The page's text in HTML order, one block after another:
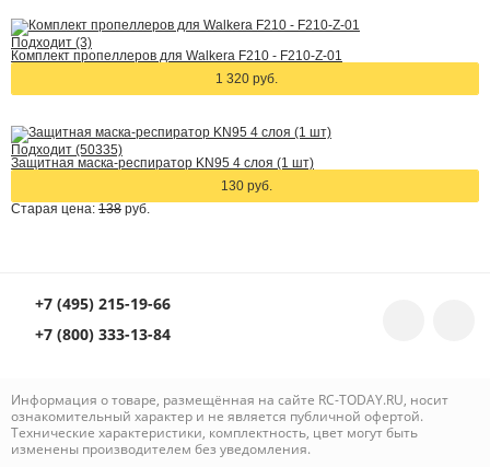
Подходит (3)
Комплект пропеллеров для Walkera F210 - F210-Z-01
1 320 руб.
Подходит (50335)
Защитная маска-респиратор KN95 4 слоя (1 шт)
130 руб.
Старая цена: 138 руб.
+7 (495) 215-19-66
+7 (800) 333-13-84
Информация о товаре, размещённая на сайте RC-TODAY.RU, носит
ознакомительный характер и не является публичной офертой.
Технические характеристики, комплектность, цвет могут быть
изменены производителем без уведомления.